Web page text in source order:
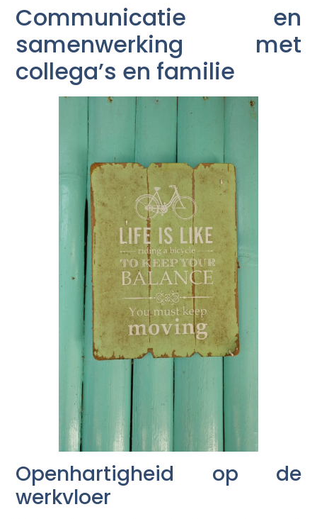
Communicatie en
samenwerking met
collega’s en familie
Openhartigheid op de
werkvloer